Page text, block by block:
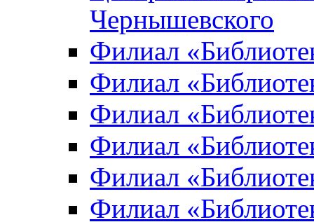
Чернышевского
Филиал
Филиал
Филиал
Филиал
Филиал
Филиал